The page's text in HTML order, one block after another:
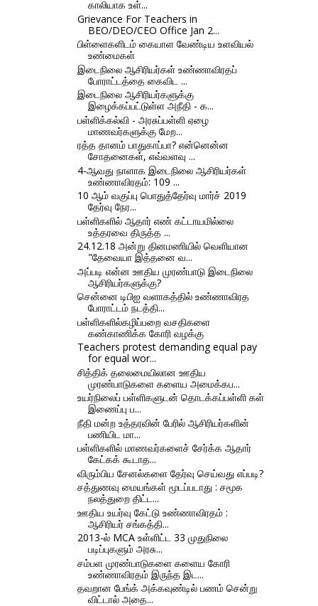
காலியாக உள்...
Grievance For Teachers in
BEO/DEO/CEO Office Jan 2...
பிள்ளைகளிடம் கையாள வேண்டிய உளவியல்
உண்மைகள்
இடைநிலை ஆசிரியர்கள் உண்ணாவிரதப்
போராட்டத்தை கைவிட ...
இடைநிலை ஆசிரியர்களுக்கு
இழைக்கப்பட்டுள்ள அநீதி - க...
பள்ளிக்கல்வி - அரசுப்பள்ளி ஏழை
மாணவர்களுக்கு மேற...
ரத்த தானம் பாதுகாப்பா? என்னென்ன
சோதனைகள், எவ்வளவு ...
4-ஆவது நாளாக இடைநிலை ஆசிரியர்கள்
உண்ணாவிரதம்: 109 ...
10 ஆம் வகுப்பு பொதுத்தேர்வு மார்ச் 2019
தேர்வு நேர...
பள்ளிகளில் ஆதார் எண் கட்டாயமில்லை
உத்தரவை திருத்த ...
24.12.18 அன்று தினமணியில் வெளியான
"தேவையா இத்தனை வ...
அப்படி என்ன ஊதிய முரண்பாடு இடைநிலை
ஆசிரியர்களுக்கு?
சென்னை டிபிஐ வளாகத்தில் உண்ணாவிரத
போராட்டம் நடத்தி...
பள்ளிகளில்கழிப்பறை வசதிகளை
கண்காணிக்க கோரி வழக்கு
Teachers protest demanding equal pay
for equal wor...
சித்திக் தலைமையிலான ஊதிய
முரண்பாடுகளை களைய அமைக்கப...
உயர்நிலைப் பள்ளிகளுடன் தொடக்கப்பள்ளி கள்
இணைப்பு ப...
நீதி மன்ற உத்தரவின் பேரில் ஆசிரியர்களின்
பணியிட மா...
பள்ளிகளில் மாணவர்களைச் சேர்க்க ஆதார்
கேட்கக் கூடாத...
விரும்பிய சேனல்களை தேர்வு செய்வது எப்படி?
சத்துணவு மையங்கள் மூடப்படாது : சமூக
நலத்துறை திட்ட...
ஊதிய உயர்வு கேட்டு உண்ணாவிரதம் :
ஆசிரியர் சங்கத்தி...
2013-ல் MCA உள்ளிட்ட 33 முதுநிலை
படிப்புகளும் அரசு...
சம்பள முரண்பாடுகளை களைய கோரி
உண்ணாவிரதம் இருந்த இட...
தவறான பேங்க் அக்கவுண்டில் பணம் சென்று
விட்டால் அதை...